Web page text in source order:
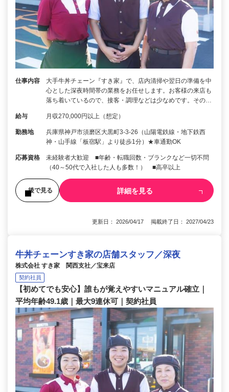
仕事内容
大手牛丼チェーン『すき家』で、店内清掃や翌日の準備を中
心とした深夜時間帯の業務をお任せします。お客様の来店も
落ち着いているので、接客・調理などは少なめです。その…
給与 月収270,000円以上（想定）
勤務地
兵庫県神戸市須磨区大黒町3-3-26（山陽電鉄線・地下鉄西
神・山手線「板宿駅」より徒歩1分）★車通勤OK
応募資格
未経験者大歓迎 ■年齢・転職回数・ブランクなど一切不問
（40～50代で入社した人も多数！） ■高卒以上
後で見る 詳細を見る
更新日： 2026/04/17 掲載終了日： 2027/04/23
牛丼チェーンすき家の店舗スタッフ／深夜
株式会社 すき家 関西支社／宝来店
契約社員
【初めてでも安心】誰もが覚えやすいマニュアル確立｜
平均年齢49.1歳｜最大9連休可｜契約社員